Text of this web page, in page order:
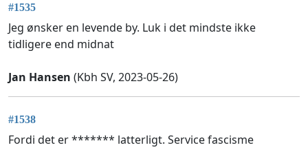
#1535
Jeg ønsker en levende by. Luk i det mindste ikke
tidligere end midnat
Jan Hansen (Kbh SV, 2023-05-26)
#1538
Fordi det er ******* latterligt. Service fascisme